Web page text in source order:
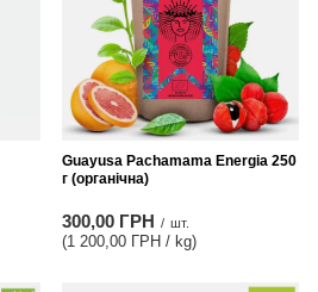
Guayusa Pachamama Energia 250
г (органічна)
300,00 ГРН / шт.
(1 200,00 ГРН / kg)